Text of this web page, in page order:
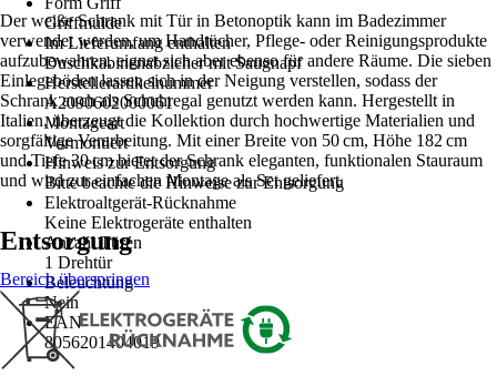
Griffmulde
Im Lieferumfang enthalten
Duschkabinenabzieher mit Saugnapf
Herstellerartikelnummer
A2090602000061
Montageart
Vormontiert
Hinweis zur Entsorgung
Bitte beachte die Hinweise zur Entsorgung
Elektroaltgerät-Rücknahme
Keine Elektrogeräte enthalten
Anzahl Türen
1 Drehtür
Beleuchtung
Nein
EAN
8056201404019
Der weiße Schrank mit Tür in Betonoptik kann im Badezimmer
verwendet werden, um Handtücher, Pflege- oder Reinigungsprodukte
aufzubewahren, eignet sich aber ebenso für andere Räume. Die sieben
Einlegeböden lassen sich in der Neigung verstellen, sodass der
Schrank auch als Schuhregal genutzt werden kann. Hergestellt in
Italien, überzeugt die Kollektion durch hochwertige Materialien und
sorgfältige Verarbeitung. Mit einer Breite von 50 cm, Höhe 182 cm
und Tiefe 30 cm bietet der Schrank eleganten, funktionalen Stauraum
und wird zur einfachen Montage als Set geliefert.
Entsorgung
Bereich überspringen